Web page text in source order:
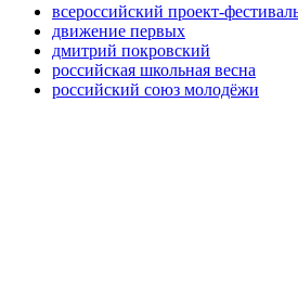
всероссийский проект-
движение первых
дмитрий покровский
российская школьная весна
российский союз молодёжи